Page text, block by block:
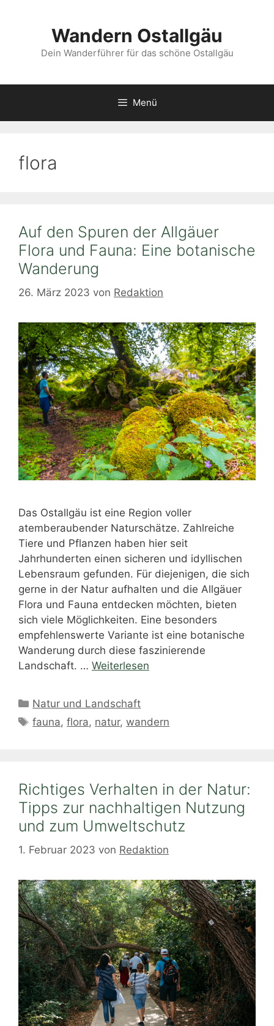
Wandern Ostallgäu
Dein Wanderführer für das schöne Ostallgäu
Menü
flora
Auf den Spuren der Allgäuer
Flora und Fauna: Eine botanische
Wanderung
26. März 2023 von Redaktion
Das Ostallgäu ist eine Region voller
atemberaubender Naturschätze. Zahlreiche
Tiere und Pflanzen haben hier seit
Jahrhunderten einen sicheren und idyllischen
Lebensraum gefunden. Für diejenigen, die sich
gerne in der Natur aufhalten und die Allgäuer
Flora und Fauna entdecken möchten, bieten
sich viele Möglichkeiten. Eine besonders
empfehlenswerte Variante ist eine botanische
Wanderung durch diese faszinierende
Landschaft. … Weiterlesen
Kategorien
Natur und Landschaft
Schlagwörter
fauna,flora, natur,wandern
Richtiges Verhalten in der Natur:
Tipps zur nachhaltigen Nutzung
und zum Umweltschutz
1. Februar 2023 von Redaktion